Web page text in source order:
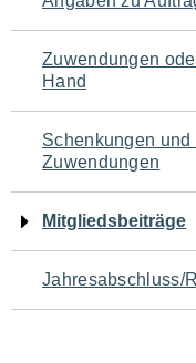
Zuwendungen
Hand
Schenkungen
Zuwendungen
Mitgliedsbeiträge
Jahresabschluss/